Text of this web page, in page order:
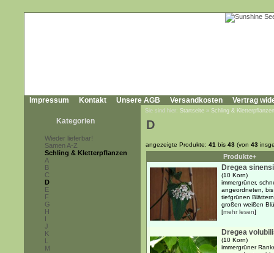
Impressum Kontakt Unsere AGB Versandkosten Vertrag
Kategorien
Wieder lieferbar!
Samen A-Z
Schling & Kletterpflanzen
A
B
C
D
E
F
G
H
I
J
K
L
M
Sie sind hier: Startseite » Schling & Kletterpflanzen
D
angezeigte Produkte: 41 bis 43 (von 43
Produkte+
Dregea
(10 Korn)
immergrüner,
angeordneten,
tiefgrünen
großen weißen
[mehr lesen]
Dregea
(10 Korn)
immergrüner